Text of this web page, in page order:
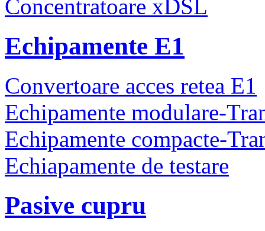
Concentratoare xDSL
Echipamente E1
Convertoare acces retea E1
Echipamente modulare-
Echipamente compacte-
Echiapamente de testare
Pasive cupru